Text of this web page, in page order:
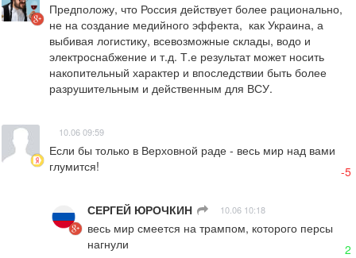
Предположу, что Россия действует более рационально,
не на создание медийного эффекта,  как Украина, а
выбивая логистику, всевозможные склады, водо и
электроснабжение и т.д. Т.е результат может носить
накопительный характер и впоследствии быть более
разрушительным и действенным для ВСУ.
10.06 09:59
Если бы только в Верховной раде - весь мир над вами
глумится!
-5
СЕРГЕЙ ЮРОЧКИН 10.06 10:18
весь мир смеется на трампом, которого персы
нагнули
2